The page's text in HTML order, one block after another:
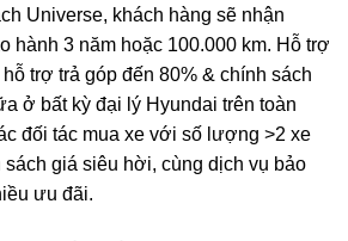
Universe, khách hàng sẽ nhận
hành 3 năm hoặc 100.000 km. Hỗ trợ
trợ trả góp đến 80% & chính sách
ở bất kỳ đại lý Hyundai trên toàn
đối tác mua xe với số lượng >2 xe
giá siêu hời, cùng dịch vụ bảo
ưu đãi.